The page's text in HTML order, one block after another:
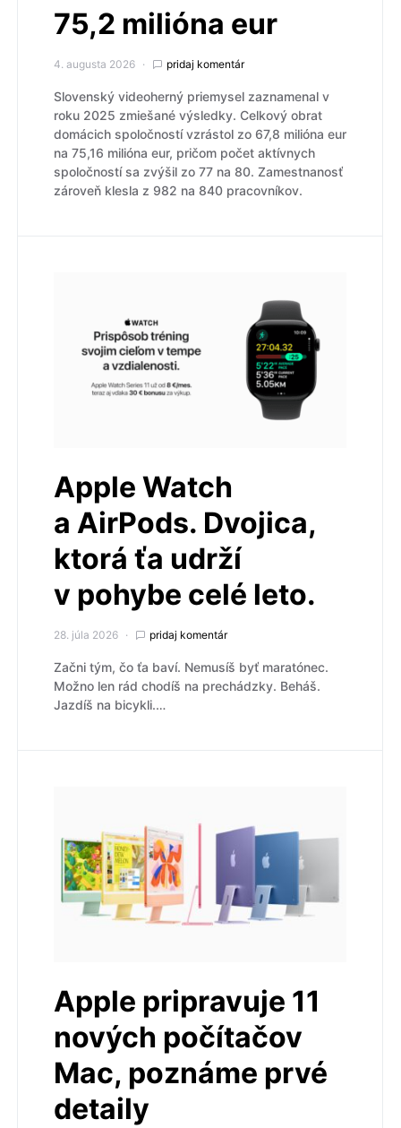
75,2 milióna eur
4. augusta 2026 pridaj komentár
Slovenský videoherný priemysel zaznamenal v
roku 2025 zmiešané výsledky. Celkový obrat
domácich spoločností vzrástol zo 67,8 milióna eur
na 75,16 milióna eur, pričom počet aktívnych
spoločností sa zvýšil zo 77 na 80. Zamestnanosť
zároveň klesla z 982 na 840 pracovníkov.
Apple Watch
a AirPods. Dvojica,
ktorá ťa udrží
v pohybe celé leto.
28. júla 2026 pridaj komentár
Začni tým, čo ťa baví. Nemusíš byť maratónec.
Možno len rád chodíš na prechádzky. Beháš.
Jazdíš na bicykli.…
Apple pripravuje 11
nových počítačov
Mac, poznáme prvé
detaily